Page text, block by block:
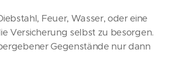
Feuer, Wasser, oder eine
Versicherung selbst zu besorgen.
Gegenstände nur dann